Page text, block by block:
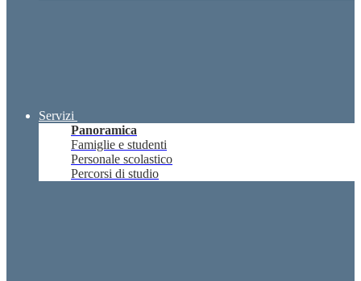
Servizi
Panoramica
Famiglie e studenti
Personale scolastico
Percorsi di studio